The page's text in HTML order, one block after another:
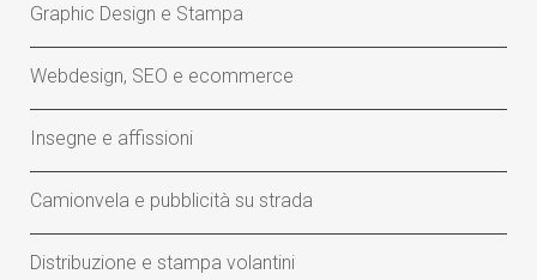
Graphic Design e Stampa
Webdesign, SEO e ecommerce
Insegne e affissioni
Camionvela e pubblicità su strada
Distribuzione e stampa volantini